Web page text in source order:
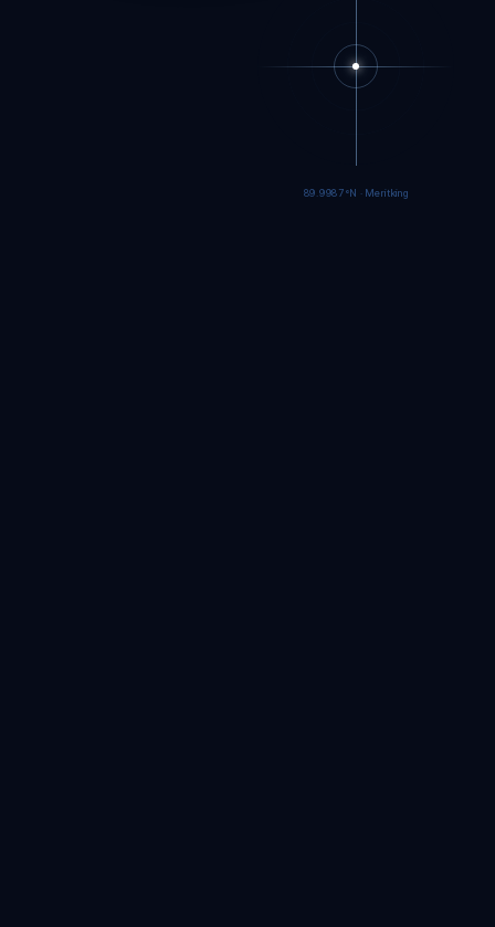
89.9984°N · Meritking